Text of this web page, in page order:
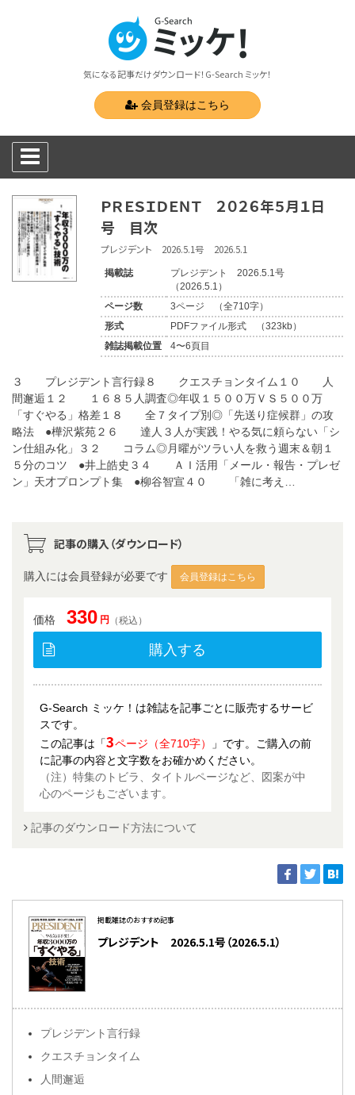
気になる記事だけダウンロード！G-Search ミッケ！
会員登録はこちら
ＰＲＥＳＩＤＥＮＴ ２０２６年５月１日
号 目次
プレジデント 2026.5.1号 2026.5.1
掲載誌
プレジデント 2026.5.1号
（2026.5.1）
ページ数
3ページ （全710字）
形式
PDFファイル形式 （323kb）
雑誌掲載位置
4〜6頁目
３ プレジデント言行録８ クエスチョンタイム１０ 人
間邂逅１２ １６８５人調査◎年収１５００万ＶＳ５００万
「すぐやる」格差１８ 全７タイプ別◎「先送り症候群」の攻
略法 ●樺沢紫苑２６ 達人３人が実践！やる気に頼らない「シ
ン仕組み化」３２ コラム◎月曜がツラい人を救う週末＆朝１
５分のコツ ●井上皓史３４ ＡＩ活用「メール・報告・プレゼ
ン」天才プロンプト集 ●柳谷智宣４０ 「雑に考え…
記事の購入（ダウンロード）
購入には会員登録が必要です 会員登録はこちら
価格 330 円 （税込）
購入する
G-Search ミッケ！は雑誌を記事ごとに販売するサービ
スです。
この記事は「3ページ（全710字）
」です。ご購入の前
に記事の内容と文字数をお確かめください。
（注）特集のトビラ、タイトルページなど、図案が中
心のページもございます。
記事のダウンロード方法について
掲載雑誌のおすすめ記事
プレジデント 2026.5.1号（2026.5.1）
プレジデント言行録
クエスチョンタイム
人間邂逅